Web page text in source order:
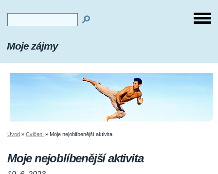
Moje zájmy
Úvod » Cvičení » Moje nejoblíbenější aktivita
Moje nejoblíbenější aktivita